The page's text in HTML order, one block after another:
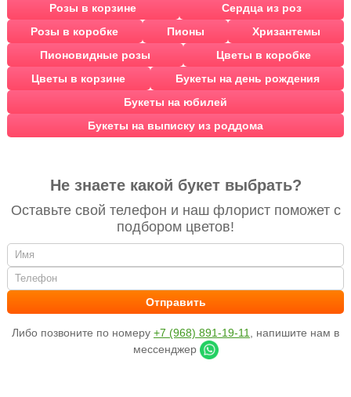
Розы в корзине
Сердца из роз
Розы в коробке
Пионы
Хризантемы
Пионовидные розы
Цветы в коробке
Цветы в корзине
Букеты на день рождения
Букеты на юбилей
Букеты на выписку из роддома
Не знаете какой букет выбрать?
Оставьте свой телефон и наш флорист поможет с
подбором цветов!
Либо позвоните по номеру +7 (968) 891-19-11
, напишите нам в
мессенджер